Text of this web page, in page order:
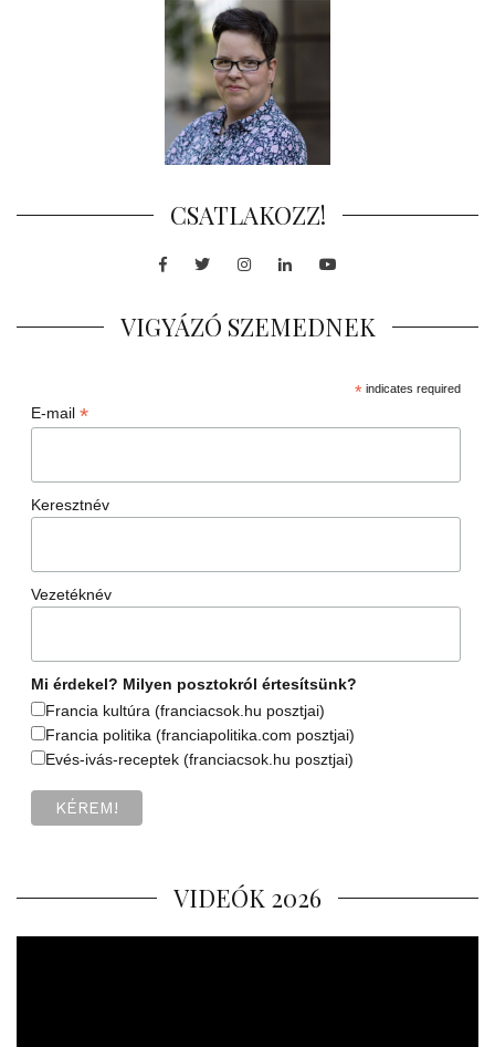
CSATLAKOZZ!
Facebook
TwitterInstagram
LinkedInYoutube
VIGYÁZÓ SZEMEDNEK
*indicates required
E-mail *
Keresztnév
Vezetéknév
Mi érdekel? Milyen posztokról értesítsünk?
Francia kultúra (franciacsok.hu posztjai)
Francia politika (franciapolitika.com posztjai)
Evés-ivás-receptek (franciacsok.hu posztjai)
VIDEÓK 2026